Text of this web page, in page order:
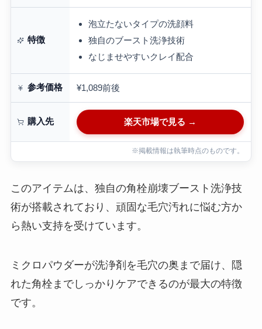
特徴
泡立たないタイプの洗顔料
独自のブースト洗浄技術
なじませやすいクレイ配合
参考価格 ¥1,089前後
購入先 楽天市場で見る →
※掲載情報は執筆時点のものです。
このアイテムは、独自の角栓崩壊ブースト洗浄技
術が搭載されており、頑固な毛穴汚れに悩む方か
ら熱い支持を受けています。
ミクロパウダーが洗浄剤を毛穴の奥まで届け、隠
れた角栓までしっかりケアできるのが最大の特徴
です。